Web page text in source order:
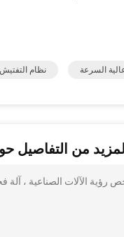
السرعة نظام
من التفاصيل
رؤية الآلات الصناعية ،